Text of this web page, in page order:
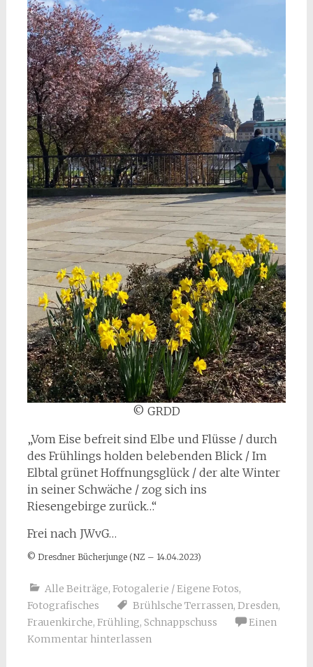
©️ GRDD
„Vom Eise befreit sind Elbe und Flüsse / durch
des Frühlings holden belebenden Blick / Im
Elbtal grünet Hoffnungsglück / der alte Winter
in seiner Schwäche / zog sich ins
Riesengebirge zurück…“
Frei nach JWvG…
©️ Dresdner Bücherjunge (NZ – 14.04.2023)
Alle Beiträge, Fotogalerie / Eigene Fotos,
Fotografisches
Brühlsche Terrassen, Dresden,
Frauenkirche, Frühling, Schnappschuss
Einen
Kommentar hinterlassen